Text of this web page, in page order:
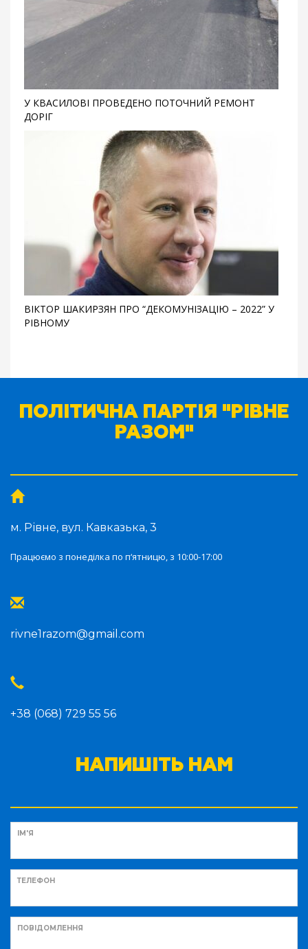
У КВАСИЛОВІ ПРОВЕДЕНО ПОТОЧНИЙ РЕМОНТ
ДОРІГ
ВІКТОР ШАКИРЗЯН ПРО “ДЕКОМУНІЗАЦІЮ – 2022” У
РІВНОМУ
ПОЛІТИЧНА ПАРТІЯ "РІВНЕ
РАЗОМ"
м. Рівне, вул. Кавказька, 3
Працюємо з понеділка по п‘ятницю, з 10:00-17:00
rivne1razom@gmail.com
+38 (068) 729 55 56
НАПИШІТЬ НАМ
ІМ'Я
ТЕЛЕФОН
ПОВІДОМЛЕННЯ